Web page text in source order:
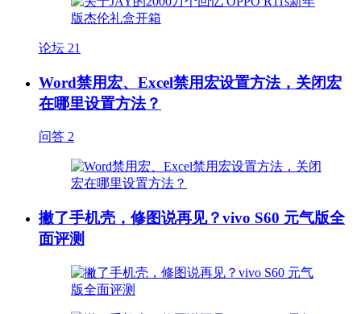
论坛 21
Word禁用宏、Excel禁用宏设置方法，关闭宏
在哪里设置方法？
问答 2
撇了手机壳，修图说再见？vivo S60 元气版全
面评测